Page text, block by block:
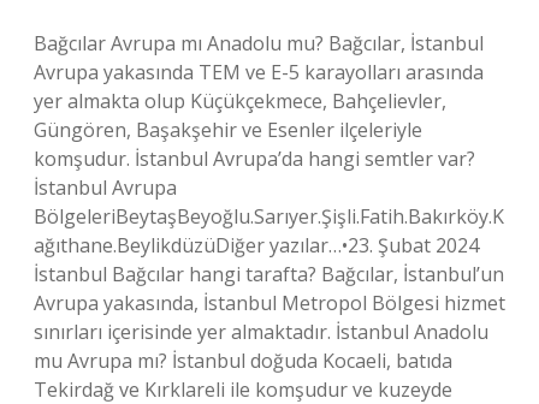
Bağcılar Avrupa mı Anadolu mu? Bağcılar, İstanbul
Avrupa yakasında TEM ve E-5 karayolları arasında
yer almakta olup Küçükçekmece, Bahçelievler,
Güngören, Başakşehir ve Esenler ilçeleriyle
komşudur. İstanbul Avrupa’da hangi semtler var?
İstanbul Avrupa
BölgeleriBeytaşBeyoğlu.Sarıyer.Şişli.Fatih.Bakırköy.K
ağıthane.BeylikdüzüDiğer yazılar…•23. Şubat 2024
İstanbul Bağcılar hangi tarafta? Bağcılar, İstanbul’un
Avrupa yakasında, İstanbul Metropol Bölgesi hizmet
sınırları içerisinde yer almaktadır. İstanbul Anadolu
mu Avrupa mı? İstanbul doğuda Kocaeli, batıda
Tekirdağ ve Kırklareli ile komşudur ve kuzeyde